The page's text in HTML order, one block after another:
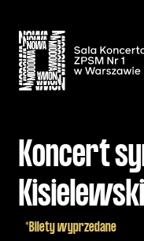
Koncert
*Bilety wyprzedane